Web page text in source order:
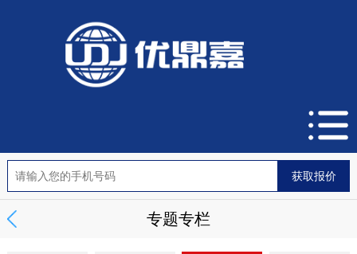
专题专栏